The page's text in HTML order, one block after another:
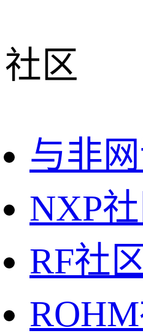
社区
与非
NXP
RF社